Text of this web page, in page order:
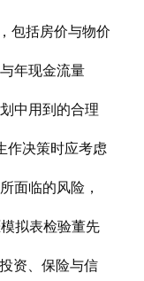
包括房价与物价
年现金流量
中用到的合理
作决策时应考虑
面临的风险，
拟表检验董先
资、保险与信